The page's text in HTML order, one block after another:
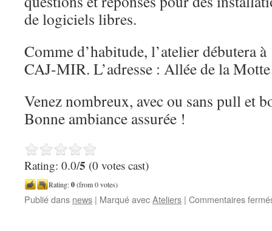
de logiciels libres.
Comme d’habitude, l’atelier débutera
CAJ-MIR. L’adresse : Allée de la
Venez nombreux, avec ou sans pull et
Bonne ambiance assurée !
Rating: 0.0/5 (0 votes cast)
Rating:0(from 0 votes)
Publié dans news | Marqué avecAteliers | Commentaires